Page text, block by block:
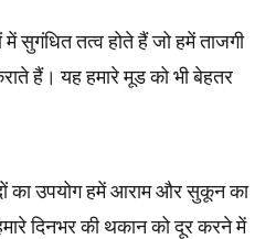
में सुगंधित तत्व होते हैं जो हमें ताजगी
हैं। यह हमारे मूड को भी बेहतर
का उपयोग हमें आराम और सुकून का
दिनभर की थकान को दूर करने में